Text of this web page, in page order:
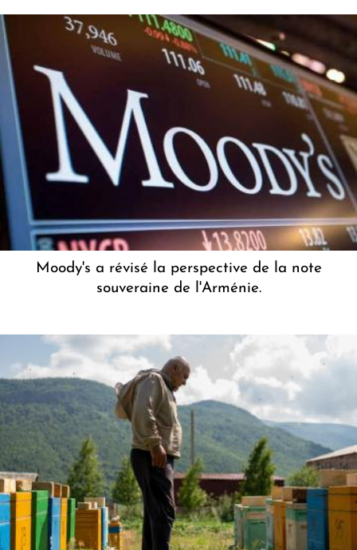
Moody's a révisé la perspective de la note
souveraine de l'Arménie.